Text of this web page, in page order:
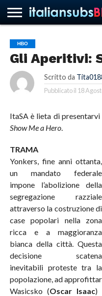
HOME
NEWS
ASCOLTI
RECENSIONI
INTERVISTE
CURIOSITÀ
CHI
SIAMO
CONTATTACI
FORUM
ITALIANSUBS
HBO
Gli Aperitivi:
Scritto da
Pubblicato il 18
ItaSA è lieta di
Show Me a Hero.
TRAMA
Yonkers, fine anni ottanta,
un mandato federale
impone l’abolizione della
segregazione razziale
attraverso la costruzione di
case popolari nella zona
ricca e a maggioranza
bianca della città. Questa
decisione scatena
inevitabili proteste tra la
popolazione, ad
Wasicsko (Oscar Isaac)